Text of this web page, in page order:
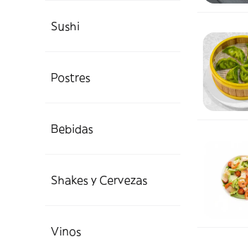
Sushi
Postres
Bebidas
Shakes y Cervezas
Vinos